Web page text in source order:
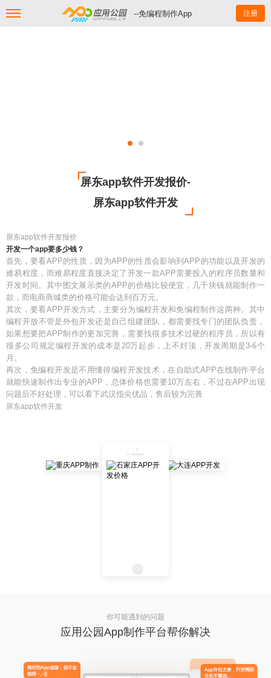
--免编程制作App 注册
屏东app软件开发报价-
屏东app软件开发
屏东app软件开发报价
开发一个app要多少钱？
首先，要看APP的性质，因为APP的性质会影响到APP的功能以及开发的
难易程度，而难易程度直接决定了开发一款APP需要投入的程序员数量和
开发时间。其中图文展示类的APP的价格比较便宜，几千块钱就能制作一
款，而电商商城类的价格可能会达到百万元。
其次，要看APP开发方式，主要分为编程开发和免编程制作这两种。其中
编程开放不管是外包开发还是自己组建团队，都需要找专门的团队负责，
如果想要把APP制作的更加完善，需要找很多技术过硬的程序员，所以有
很多公司规定编程开发的成本是20万起步，上不封顶，开发周期是3-6个
月。
再次，免编程开发是不用懂得编程开发技术，在自助式APP在线制作平台
就能快速制作出专业的APP，总体价格也需要10万左右，不过在APP出现
问题后不好处理，可以看下武汉指尖优品，售后较为完善
屏东app软件开发
你可能遇到的问题
应用公园App制作平台帮你解决